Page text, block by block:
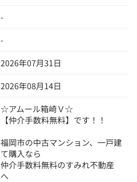
-
-
2026年07月31日
2026年08月14日
☆アムール箱崎Ｖ☆
【仲介手数料無料】です！！
福岡市の中古マンション、一戸建
て購入なら
仲介手数料無料のすみれ不動産
へ